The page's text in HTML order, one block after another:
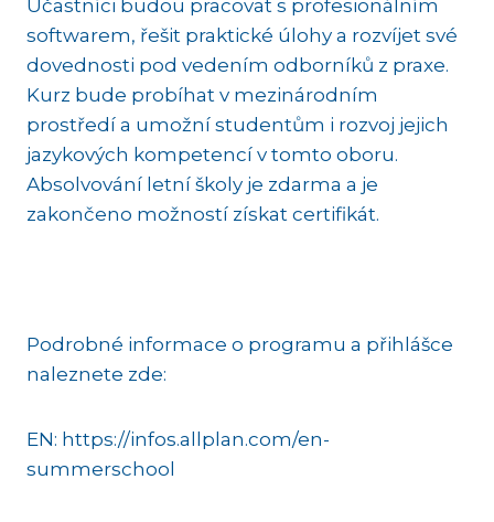
Účastníci budou pracovat s profesionálním
softwarem, řešit praktické úlohy a rozvíjet své
dovednosti pod vedením odborníků z praxe.
Kurz bude probíhat v mezinárodním
prostředí a umožní studentům i rozvoj jejich
jazykových kompetencí v tomto oboru.
Absolvování letní školy je zdarma a je
zakončeno možností získat certifikát.
Podrobné informace o programu a přihlášce
naleznete zde:
EN: https://infos.allplan.com/en-
summerschool